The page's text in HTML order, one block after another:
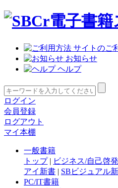
サイトのご
お知らせ
ヘルプ
ログイン
会員登録
ログアウト
マイ本棚
一般書籍
トップ| ビジネス/自己啓発
アイ新書 | SBビジュアル
PC/IT書籍